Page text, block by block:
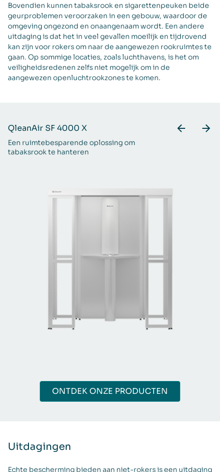
Bovendien kunnen tabaksrook en sigarettenpeuken beide
geurproblemen veroorzaken in een gebouw, waardoor de
omgeving ongezond en onaangenaam wordt. Een andere
uitdaging is dat het in veel gevallen moeilijk en tijdrovend
kan zijn voor rokers om naar de aangewezen rookruimtes te
gaan. Op sommige locaties, zoals luchthavens, is het om
veiligheidsredenen zelfs niet mogelijk om in de
aangewezen openluchtrookzones te komen.
QleanAir SF 4000 X
Een ruimtebesparende oplossing om
tabaksrook te hanteren
ONTDEK ONZE PRODUCTEN
Uitdagingen
Echte bescherming bieden aan niet-rokers is een uitdaging